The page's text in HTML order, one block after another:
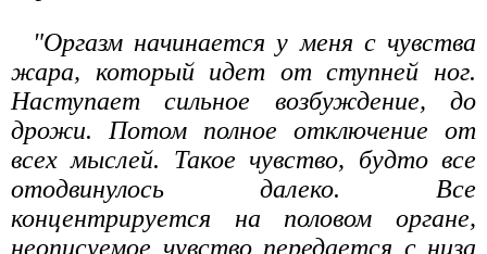
"Оргазм начинается у меня с чувства
жара, который идет от ступней ног.
Наступает сильное возбуждение, до
дрожи. Потом полное отключение от
всех мыслей. Такое чувство, будто все
отодвинулось далеко. Все
концентрируется на половом органе,
неописуемое чувство передается с низа